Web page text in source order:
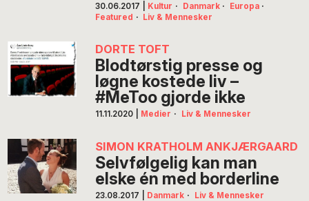
30.06.2017 Kultur · Danmark · Europa ·
Featured · Liv & Mennesker
DORTE TOFT
Blodtørstig presse og
løgne kostede liv –
#MeToo gjorde ikke
11.11.2020 Medier · Liv & Mennesker
SIMON KRATHOLM ANKJÆRGAARD
Selvfølgelig kan man
elske én med borderline
23.08.2017 Danmark · Liv & Mennesker